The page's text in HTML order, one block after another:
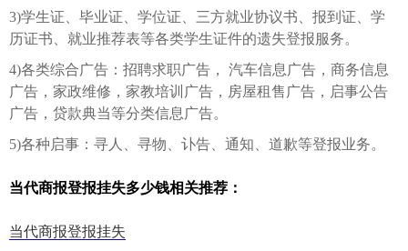
3)学生证、毕业证、学位证、三方就业协议书、报到证、学
历证书、就业推荐表等各类学生证件的遗失登报服务。
4)各类综合广告：招聘求职广告， 汽车信息广告，商务信息
广告，家政维修，家教培训广告，房屋租售广告，启事公告
广告，贷款典当等分类信息广告。
5)各种启事：寻人、寻物、讣告、通知、道歉等登报业务。
当代商报登报挂失多少钱相关推荐：
当代商报登报挂失